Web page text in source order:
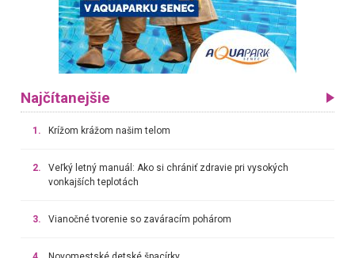
Najčítanejšie
1. Krížom krážom našim telom
2.
Veľký letný manuál: Ako si chrániť zdravie pri vysokých
vonkajších teplotách
3. Vianočné tvorenie so zaváracím pohárom